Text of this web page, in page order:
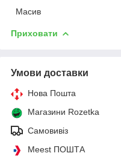
Масив
Приховати
Умови доставки
Нова Пошта
Магазини Rozetka
Самовивіз
Meest ПОШТА